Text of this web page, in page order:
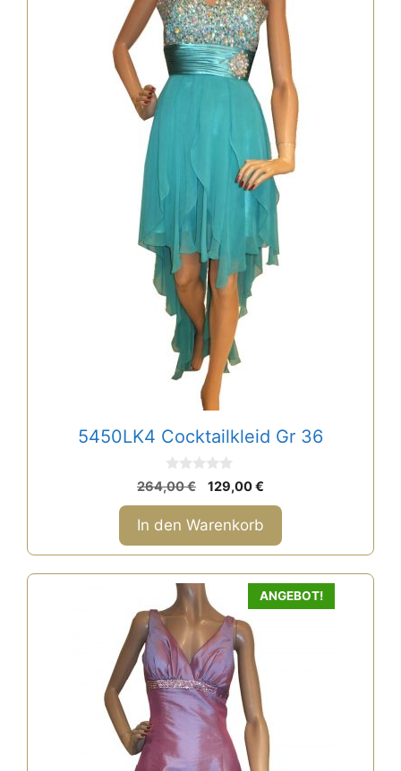
5450LK4 Cocktailkleid Gr 36
0
v
o
n
5
264,00€
Ursprünglicher
Preis
war:
264,00 €
129,00€
Preis
129,00 €.
In den Warenkorb
ANGEBOT!